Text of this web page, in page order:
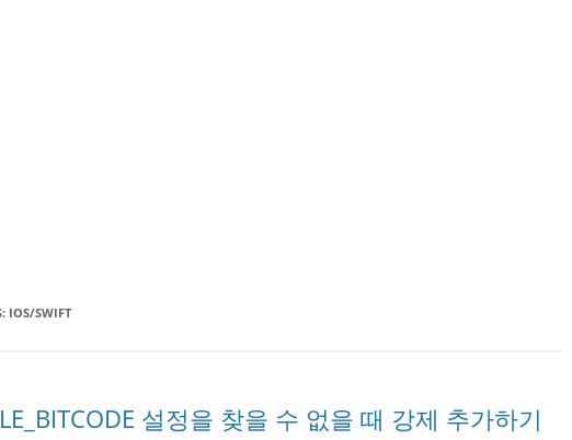
IOS/SWIFT
설정을 찾을 수 없을 때 강제 추가하기